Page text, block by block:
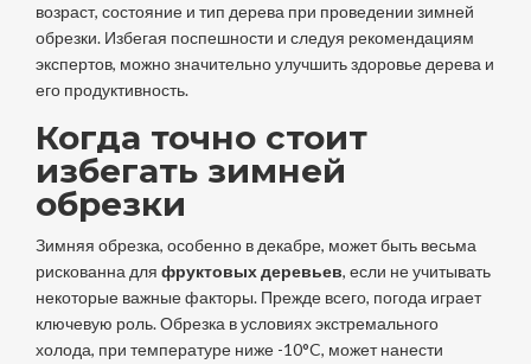
возраст, состояние и тип дерева при проведении зимней
обрезки. Избегая поспешности и следуя рекомендациям
экспертов, можно значительно улучшить здоровье дерева и
его продуктивность.
Когда точно стоит
избегать зимней
обрезки
Зимняя обрезка, особенно в декабре, может быть весьма
рискованна для фруктовых деревьев, если не учитывать
некоторые важные факторы. Прежде всего, погода играет
ключевую роль. Обрезка в условиях экстремального
холода, при температуре ниже -10°C, может нанести